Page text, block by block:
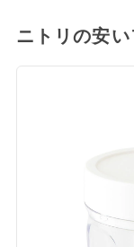
ニトリの安